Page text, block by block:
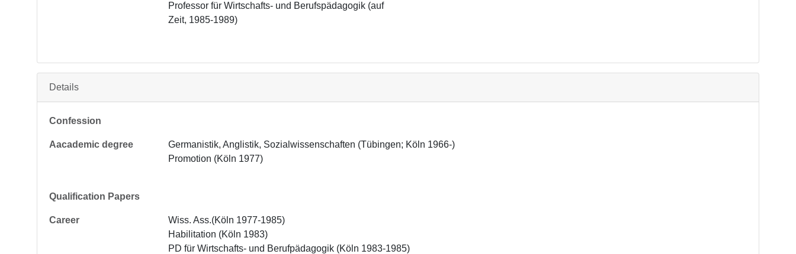
Professor für Wirtschafts- und Berufspädagogik (auf
Zeit, 1985-1989)
Details
Confession
Aacademic degree
Germanistik, Anglistik, Sozialwissenschaften (Tübingen; Köln 1966-)
Promotion (Köln 1977)
Qualification Papers
Career
Wiss. Ass.(Köln 1977-1985)
Habilitation (Köln 1983)
PD für Wirtschafts- und Berufpädagogik (Köln 1983-1985)